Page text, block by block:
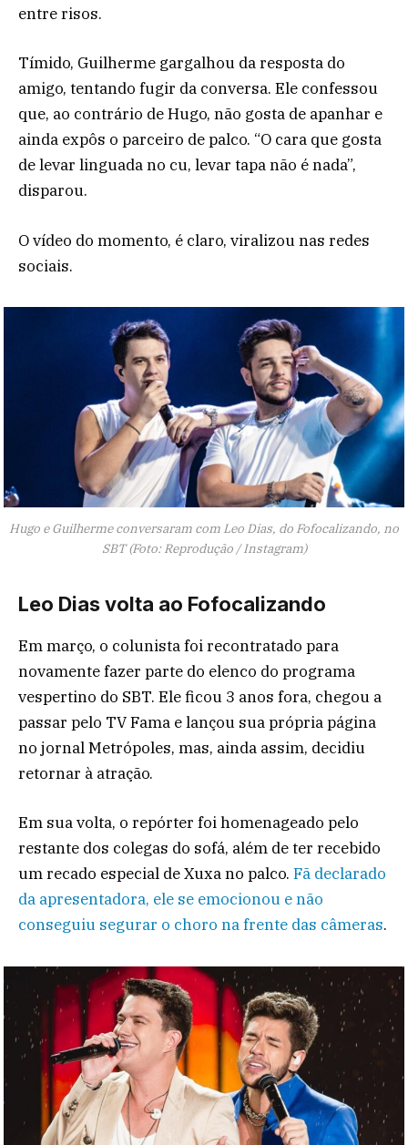
entre risos.
Tímido, Guilherme gargalhou da resposta do
amigo, tentando fugir da conversa. Ele confessou
que, ao contrário de Hugo, não gosta de apanhar e
ainda expôs o parceiro de palco. “O cara que gosta
de levar linguada no cu, levar tapa não é nada”,
disparou.
O vídeo do momento, é claro, viralizou nas redes
sociais.
Hugo e Guilherme conversaram com Leo Dias, do Fofocalizando, no
SBT (Foto: Reprodução / Instagram)
Leo Dias volta ao Fofocalizando
Em março, o colunista foi recontratado para
novamente fazer parte do elenco do programa
vespertino do SBT. Ele ficou 3 anos fora, chegou a
passar pelo TV Fama e lançou sua própria página
no jornal Metrópoles, mas, ainda assim, decidiu
retornar à atração.
Em sua volta, o repórter foi homenageado pelo
restante dos colegas do sofá, além de ter recebido
um recado especial de Xuxa no palco. Fã declarado
da apresentadora, ele se emocionou e não
conseguiu segurar o choro na frente das câmeras.